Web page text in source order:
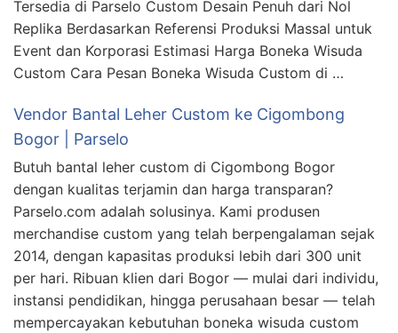
Tersedia di Parselo Custom Desain Penuh dari Nol
Replika Berdasarkan Referensi Produksi Massal untuk
Event dan Korporasi Estimasi Harga Boneka Wisuda
Custom Cara Pesan Boneka Wisuda Custom di …
Vendor Bantal Leher Custom ke Cigombong
Bogor | Parselo
Butuh bantal leher custom di Cigombong Bogor
dengan kualitas terjamin dan harga transparan?
Parselo.com adalah solusinya. Kami produsen
merchandise custom yang telah berpengalaman sejak
2014, dengan kapasitas produksi lebih dari 300 unit
per hari. Ribuan klien dari Bogor — mulai dari individu,
instansi pendidikan, hingga perusahaan besar — telah
mempercayakan kebutuhan boneka wisuda custom